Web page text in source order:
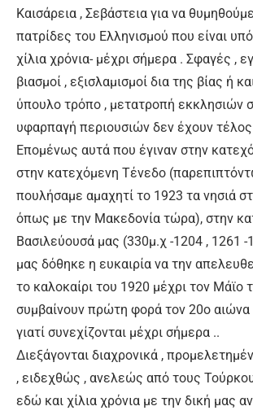
Καισάρεια , Σεβάστεια για να
πατρίδες του Ελληνισμού που είναι
χίλια χρόνια- μέχρι σήμερα . Σφαγές ,
βιασμοί , εξισλαμισμοί δια της βίας ή
ύπουλο τρόπο , μετατροπή εκκλησιών
υφαρπαγή περιουσιών δεν έχουν
Επομένως αυτά που έγιναν στην
στην κατεχόμενη Τένεδο
πουλήσαμε αμαχητί το 1923 τα νησιά
όπως με την Μακεδονία τώρα), στην
Βασιλεύουσά μας (330μ.χ -1204 , 1261
μας δόθηκε η ευκαιρία να την
το καλοκαίρι του 1920 μέχρι τον Μάϊο
συμβαίνουν πρώτη φορά τον 20ο αιώνα
γιατί συνεχίζονται μέχρι σήμερα ..
Διεξάγονται διαχρονικά ,
, ειδεχθώς , ανελεώς από τους
εδώ και χίλια χρόνια με την δική μας